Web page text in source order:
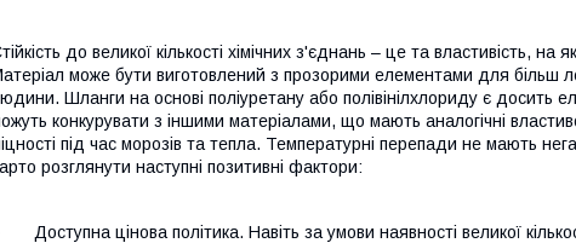
до великої кількості хімічних з'єднань – це та властивість, на
може бути виготовлений з прозорими елементами для більш
Шланги на основі поліуретану або полівінілхлориду є досить
конкурувати з іншими матеріалами, що мають аналогічні
під час морозів та тепла. Температурні перепади не мають
розглянути наступні позитивні фактори:
Доступна цінова політика. Навіть за умови наявності великої